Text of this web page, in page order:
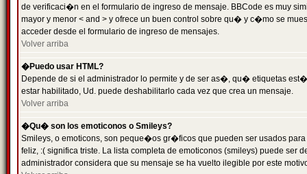
de verificaci�n en el formulario de ingreso de mensaje. BBCode es muy
mayor y menor < and > y ofrece un buen control sobre qu� y c�mo se
acceder desde el formulario de ingreso de mensajes.
Volver arriba
�Puedo usar HTML?
Depende de si el administrador lo permite y de ser as�, qu� etiquetas
estar habilitado, Ud. puede deshabilitarlo cada vez que crea un mensaje.
Volver arriba
�Qu� son los emoticonos o Smileys?
Smileys, o emoticons, son peque�os gr�ficos que pueden ser usados
feliz, :( significa triste. La lista completa de emoticonos (smileys) puede
administrador considera que su mensaje se ha vuelto ilegible por este